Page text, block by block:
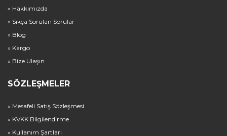
» Hakkımızda
» Sıkça Sorulan Sorular
» Blog
» Kargo
» Bize Ulaşın
SÖZLEŞMELER
» Mesafeli Satış Sözleşmesi
» KVKK Bilgilendirme
» Kullanım Şartları